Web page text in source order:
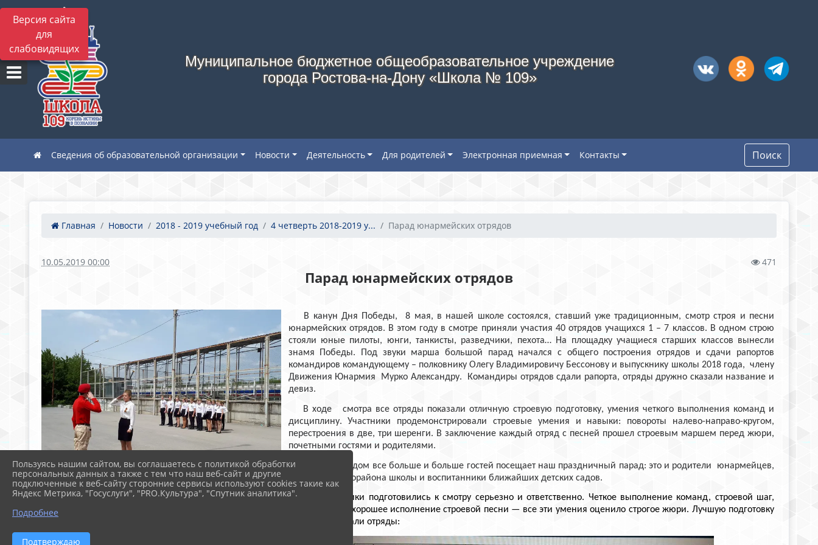
Версия сайта
для
слабовидящих
Муниципальное бюджетное общеобразовательное учреждение
города Ростова-на-Дону «Школа № 109»
Сведения об образовательной организации Новости Деятельность Для родителей Электронная приемная Контакты Поиск
Главная Новости 2018 - 2019 учебный год 4 четверть 2018-2019 у... Парад юнармейских отрядов
10.05.2019 00:00 471
Парад юнармейских отрядов
В канун Дня Победы, 8 мая, в нашей школе состоялся, ставший уже традиционным, смотр строя и песни
юнармейских отрядов. В этом году в смотре приняли участия 40 отрядов учащихся 1 – 7 классов. В одном строю
стояли юные пилоты, юнги, танкисты, разведчики, пехота… На площадку учащиеся старших классов вынесли
знамя Победы.
Под звуки марша большой парад начался с общего построения отрядов и сдачи рапортов
командиров командующему – полковнику Олегу Владимировичу Бессонову и выпускнику школы 2018 года, члену
Движения Юнармия Мурко Александру.
Командиры отрядов сдали рапорта, отряды дружно сказали название и
девиз.
В ходе смотра все отряды показали отличную строевую подготовку, умения четкого выполнения команд и
дисциплину.Участники продемонстрировали строевые умения и навыки: повороты налево-направо-кругом,
перестроения в две, три шеренги. В заключение каждый отряд с песней прошел строевым маршем перед жюри,
почетными гостями и родителями.
С каждым годом все больше и больше гостей посещает наш праздничный парад: это и родители юнармейцев,
и жители микрорайона школы и воспитанники ближайших детских садов.
Все участники подготовились к смотру серьезно и ответственно. Четкое выполнение команд, строевой шаг,
внешний вид, хорошее исполнение строевой песни — все эти умения оценило строгое жюри. Лучшую подготовку
к смотру показали отряды:
Пользуясь нашим сайтом, вы соглашаетесь с политикой обработки
персональных данных а также с тем что наш веб-сайт и другие
подключенные к веб-сайту сторонние сервисы используют cookies такие как
Яндекс Метрика, "Госуслуги", "PRO.Культура", "Спутник аналитика".
Подробнее
Подтверждаю